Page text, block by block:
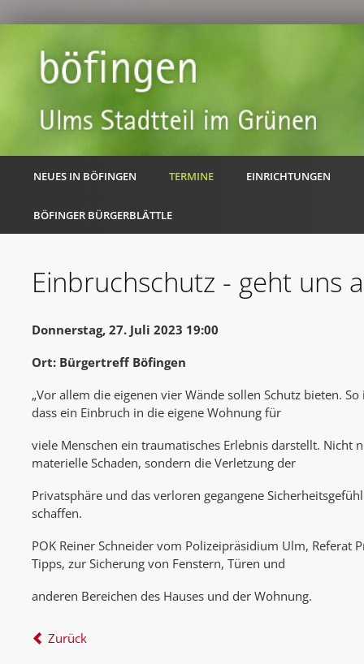
NEUES IN BÖFINGEN TERMINE EINRICHTUNGEN
BÖFINGER BÜRGERBLÄTTLE
Einbruchschutz - geht uns
Donnerstag, 27. Juli 2023 19:00
Ort: Bürgertreff Böfingen
„Vor allem die eigenen vier Wände sollen Schutz bieten.
dass ein Einbruch in die eigene Wohnung für
viele Menschen ein traumatisches Erlebnis darstellt. Nicht
materielle Schaden, sondern die Verletzung der
Privatsphäre und das verloren gegangene
schaffen.
POK Reiner Schneider vom Polizeipräsidium Ulm, Referat
Tipps, zur Sicherung von Fenstern, Türen und
anderen Bereichen des Hauses und der Wohnung.
Zurück